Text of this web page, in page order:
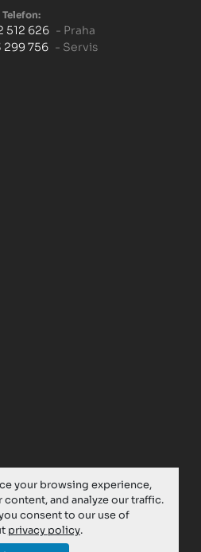
your browsing experience,
and analyze our traffic.
consent to our use of
privacy policy.
Telefon:
512 626 - Praha
299 756 - Servis
Cookies